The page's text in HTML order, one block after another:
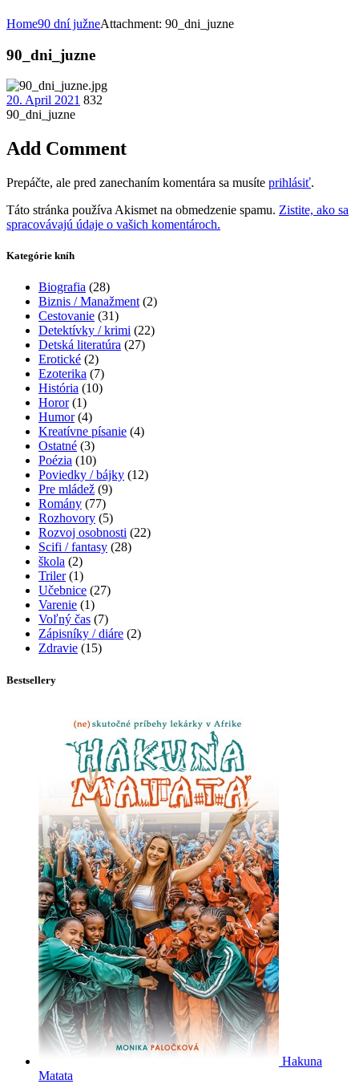
Home90 dní južneAttachment: 90_dni_juzne
90_dni_juzne
20. April 2021 832
90_dni_juzne
Add Comment
Prepáčte, ale pred zanechaním komentára sa musíte prihlásiť.
Táto stránka používa Akismet na obmedzenie spamu. Zistite, ako sa
spracovávajú údaje o vašich komentároch.
Kategórie kníh
Biografia (28)
Biznis / Manažment (2)
Cestovanie (31)
Detektívky / krimi (22)
Detská literatúra (27)
Erotické (2)
Ezoterika (7)
História (10)
Horor (1)
Humor (4)
Kreatívne písanie (4)
Ostatné (3)
Poézia (10)
Poviedky / bájky (12)
Pre mládež (9)
Romány (77)
Rozhovory (5)
Rozvoj osobnosti (22)
Scifi / fantasy (28)
škola (2)
Triler (1)
Učebnice (27)
Varenie (1)
Voľný čas (7)
Zápisníky / diáre (2)
Zdravie (15)
Bestsellery
Hakuna
Matata